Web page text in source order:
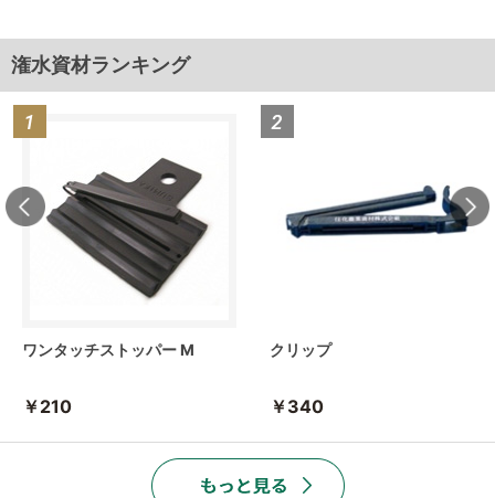
潅水資材ランキング
ワンタッチストッパー M
￥210
クリップ
￥340